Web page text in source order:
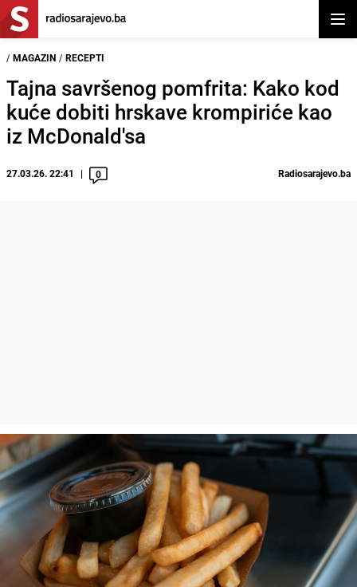
/ MAGAZIN / RECEPTI
Tajna savršenog pomfrita: Kako kod
kuće dobiti hrskave krompiriće kao
iz McDonald'sa
27.03.26. 22:41 0 Radiosarajevo.ba